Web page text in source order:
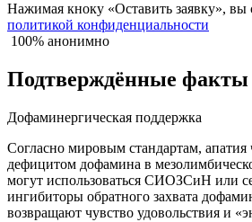
Нажимая кноку «Оставить заявку», вы
политикой конфиденциальности
100% анонимно
Подтверждённые факты
Дофаминергическая поддержка
Согласно мировым стандартам, апатия
дефицитом дофамина в
могут использоваться СИОЗСиН или
ингибиторы обратного захвата
возвращают чувство удовольствия и